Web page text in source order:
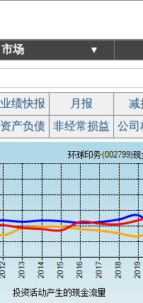
市场 ▼
业绩快报 月报
减
资产负债 非经常损益 公司